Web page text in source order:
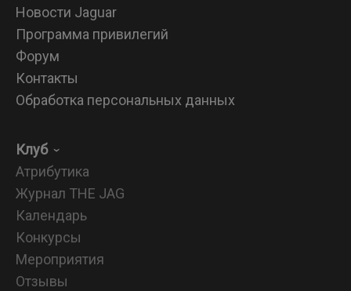
Новости Jaguar
Программа привилегий
Форум
Контакты
Обработка персональных данных
Клуб
Атрибутика
Журнал THE JAG
Календарь
Конкурсы
Мероприятия
Отзывы